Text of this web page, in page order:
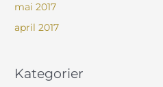
mai 2017
april 2017
Kategorier